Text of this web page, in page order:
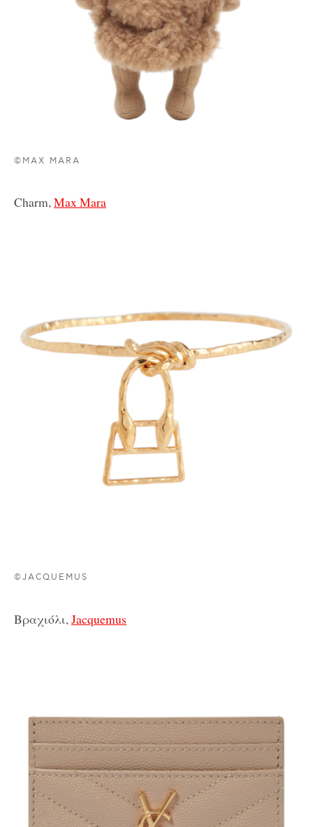
©MAX MARA
Charm,Max Mara
©JACQUEMUS
Βραχιόλι, Jacquemus